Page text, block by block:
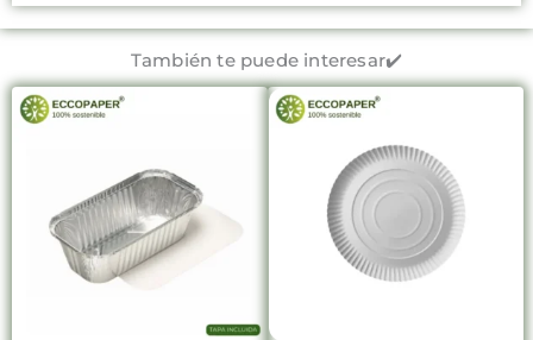
También te puede interesar✔️